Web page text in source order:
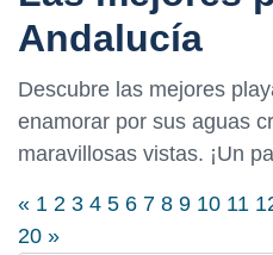
Andalucía
Descubre las mejores
enamorar por sus aguas
maravillosas vistas. ¡Un
« 1 2 3 4 5 6 7 8 9 10 11
20 »